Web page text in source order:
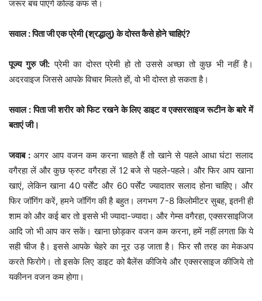
जरूर बच पाएंगे कोल्ड कफ से।
सवाल : पिता जी एक प्रेमी (श्रद्धालु) के दोस्त कैसे होने चाहिएं?
पूज्य गुरु जी: प्रेमी का दोस्त प्रेमी हो तो उससे अच्छा तो कुछ भी नहीं है।
अदरवाइज जिससे आपके विचार मिलते हों, वो भी दोस्त हो सकता है।
सवाल : पिता जी शरीर को फिट रखने के लिए डाइट व एक्सरसाइज रूटीन के बारे में
बताएं जी।
जवाब :अगर आप वजन कम करना चाहते हैं तो खाने से पहले आधा घंटा सलाद
वगैरहा लें और कुछ फ्रुट वगैरहा लें 12 बजे से पहले-पहले। और फिर आप खाना
खाएं, लेकिन खाना 40 पर्सेंट और 60 पर्सेंट ज्यादातर सलाद होना चाहिए। और
फिर जॉगिंग करें, हमने जॉगिंग की है बहुत। लगभग 7-8 किलोमीटर सुबह, इतनी ही
शाम को और कई बार तो इससे भी ज्यादा-ज्यादा। और गेम्स वगैरहा, एक्सरसाइजिज
आदि जो भी आप कर सकें। खाना छोड़कर वजन कम करना, हमें नहीं लगता कि ये
सही चीज है। इससे आपके चेहरे का नूर उड़ जाता है। फिर सौ तरह का मेकअप
करते फिरोगे। तो इसके लिए डाइट को बैलेंस कीजिये और एक्सरसाइज कीजिये तो
यकीनन वजन कम होगा।